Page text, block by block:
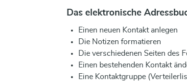
Das elektronische
Einen neuen Kontakt anlegen
Die Notizen formatieren
Die verschiedenen Seiten des
Einen bestehenden Kontakt
Eine Kontaktgruppe